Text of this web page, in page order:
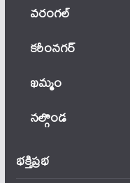
వ‌రంగ‌ల్
కరీంనగర్
ఖ‌మ్మం
నల్గొండ
భక్తిప్రభ